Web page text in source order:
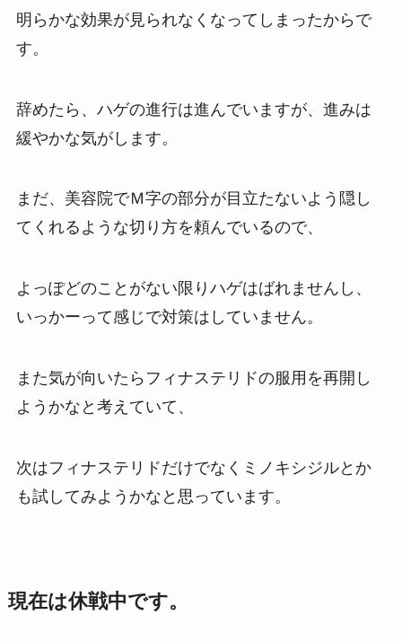
明らかな効果が見られなくなってしまったからで
す。
辞めたら、ハゲの進行は進んでいますが、進みは
緩やかな気がします。
まだ、美容院でＭ字の部分が目立たないよう隠し
てくれるような切り方を頼んでいるので、
よっぽどのことがない限りハゲはばれませんし、
いっかーって感じで対策はしていません。
また気が向いたらフィナステリドの服用を再開し
ようかなと考えていて、
次はフィナステリドだけでなくミノキシジルとか
も試してみようかなと思っています。
現在は休戦中です。